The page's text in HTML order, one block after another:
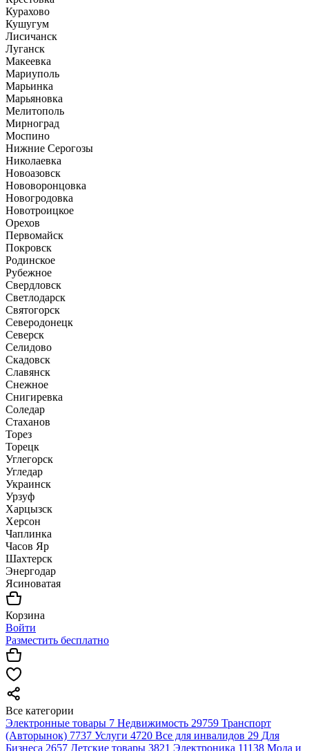
Курахово
Кушугум
Лисичанск
Луганск
Макеевка
Мариуполь
Марьинка
Марьяновка
Мелитополь
Мирноград
Моспино
Нижние Серогозы
Николаевка
Новоазовск
Нововоронцовка
Новогродовка
Новотроицкое
Орехов
Первомайск
Покровск
Родинское
Рубежное
Свердловск
Светлодарск
Святогорск
Северодонецк
Северск
Селидово
Скадовск
Славянск
Снежное
Снигиревка
Соледар
Стаханов
Торез
Торецк
Углегорск
Угледар
Украинск
Урзуф
Харцызск
Херсон
Чаплинка
Часов Яр
Шахтерск
Энергодар
Ясиноватая
Корзина
Войти
Разместить бесплатно
Все категории
Электронные товары 7 Недвижимость 29759 Транспорт
(Авторынок) 7737 Услуги 4720 Все для инвалидов 29 Для
Бизнеса 2657 Детские товары 3821 Электроника 11138 Мода и